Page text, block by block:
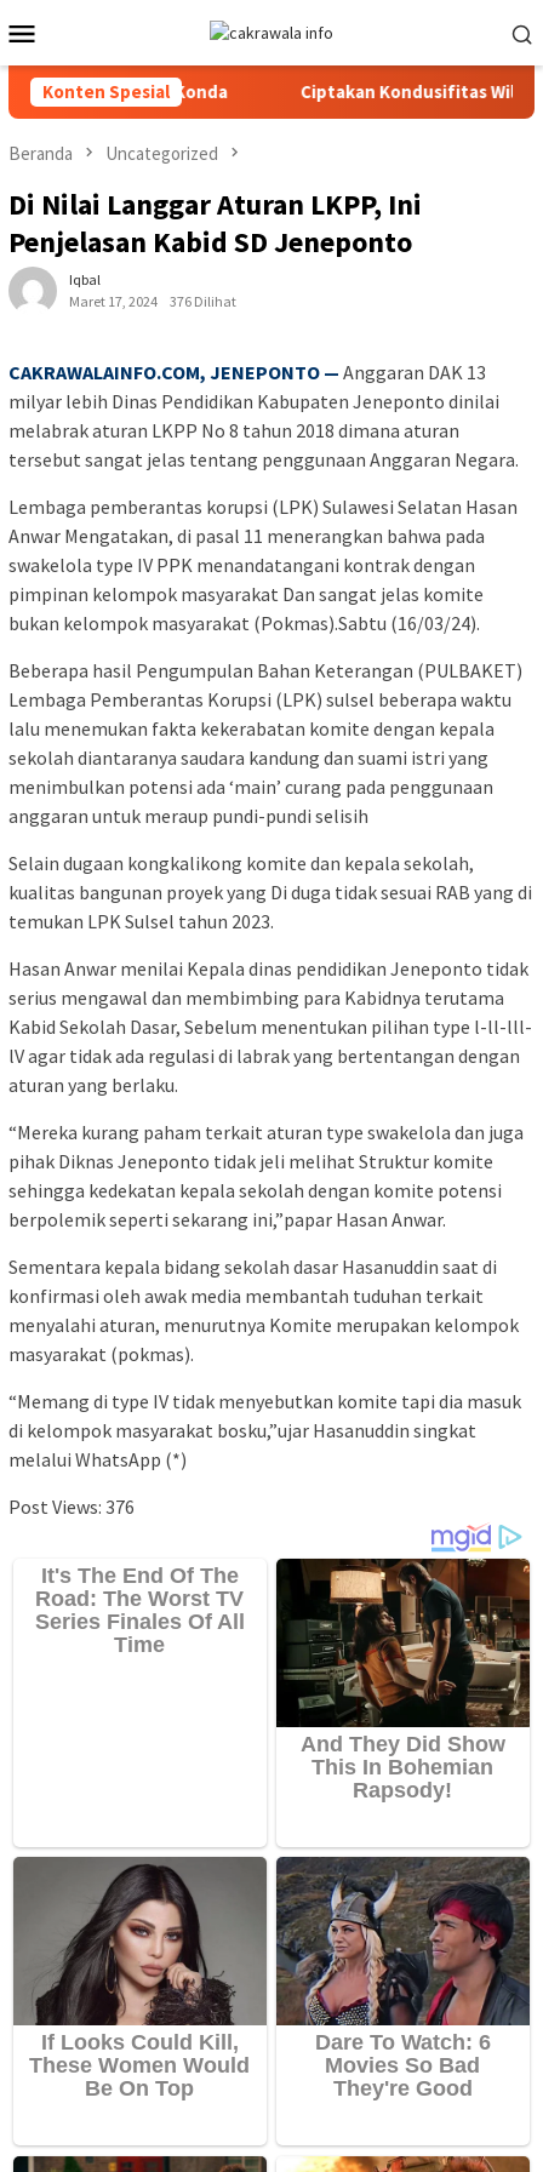
ke
kontenMobile
Konten Spesial
Kecamatan Konda Ciptakan Kondusifitas Wilayah,
Beranda Uncategorized
Di Nilai Langgar Aturan LKPP, Ini
Penjelasan Kabid SD Jeneponto
Iqbal
Maret 17, 2024
376 Dilihat
CAKRAWALAINFO.COM, JENEPONTO — Anggaran DAK 13
milyar lebih Dinas Pendidikan Kabupaten Jeneponto dinilai
melabrak aturan LKPP No 8 tahun 2018 dimana aturan
tersebut sangat jelas tentang penggunaan Anggaran Negara.
Lembaga pemberantas korupsi (LPK) Sulawesi Selatan Hasan
Anwar Mengatakan, di pasal 11 menerangkan bahwa pada
swakelola type IV PPK menandatangani kontrak dengan
pimpinan kelompok masyarakat Dan sangat jelas komite
bukan kelompok masyarakat (Pokmas).Sabtu (16/03/24).
Beberapa hasil Pengumpulan Bahan Keterangan (PULBAKET)
Lembaga Pemberantas Korupsi (LPK) sulsel beberapa waktu
lalu menemukan fakta kekerabatan komite dengan kepala
sekolah diantaranya saudara kandung dan suami istri yang
menimbulkan potensi ada ‘main’ curang pada penggunaan
anggaran untuk meraup pundi-pundi selisih
Selain dugaan kongkalikong komite dan kepala sekolah,
kualitas bangunan proyek yang Di duga tidak sesuai RAB yang di
temukan LPK Sulsel tahun 2023.
Hasan Anwar menilai Kepala dinas pendidikan Jeneponto tidak
serius mengawal dan membimbing para Kabidnya terutama
Kabid Sekolah Dasar, Sebelum menentukan pilihan type l-ll-lll-
lV agar tidak ada regulasi di labrak yang bertentangan dengan
aturan yang berlaku.
“Mereka kurang paham terkait aturan type swakelola dan juga
pihak Diknas Jeneponto tidak jeli melihat Struktur komite
sehingga kedekatan kepala sekolah dengan komite potensi
berpolemik seperti sekarang ini,”papar Hasan Anwar.
Sementara kepala bidang sekolah dasar Hasanuddin saat di
konfirmasi oleh awak media membantah tuduhan terkait
menyalahi aturan, menurutnya Komite merupakan kelompok
masyarakat (pokmas).
“Memang di type IV tidak menyebutkan komite tapi dia masuk
di kelompok masyarakat bosku,”ujar Hasanuddin singkat
melalui WhatsApp (*)
Post Views: 376